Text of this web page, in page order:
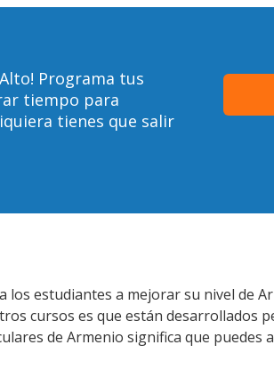
Programa tus
tiempo para
tienes que salir
estudiantes a mejorar su nivel de
cursos es que están desarrollados
de Armenio significa que puedes